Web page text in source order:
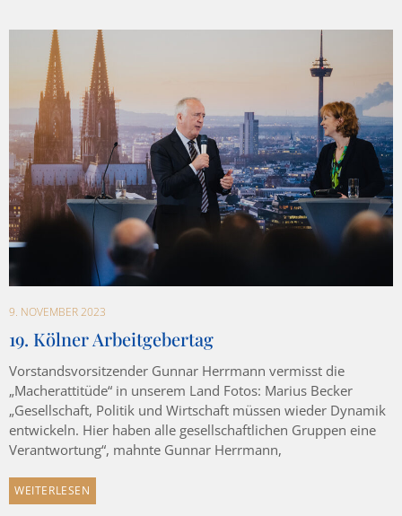
9. NOVEMBER 2023
19. Kölner Arbeitgebertag
Vorstandsvorsitzender Gunnar Herrmann vermisst die
„Macherattitüde“ in unserem Land Fotos: Marius Becker
„Gesellschaft, Politik und Wirtschaft müssen wieder Dynamik
entwickeln. Hier haben alle gesellschaftlichen Gruppen eine
Verantwortung“, mahnte Gunnar Herrmann,
WEITERLESEN